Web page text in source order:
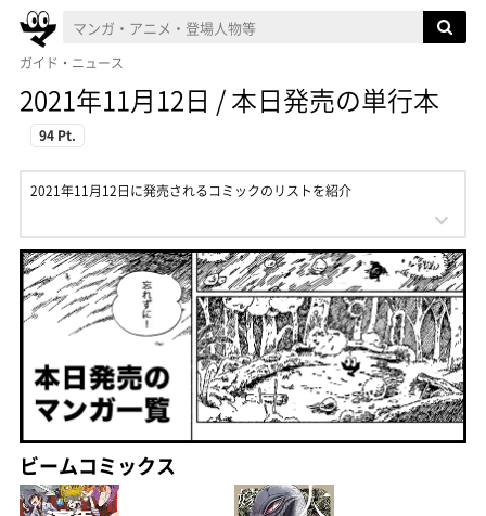
ガイド・ニュース
2021年11月12日 / 本日発売の単行本
94 Pt.
2021年11月12日に発売されるコミックのリストを紹介
ビームコミックス